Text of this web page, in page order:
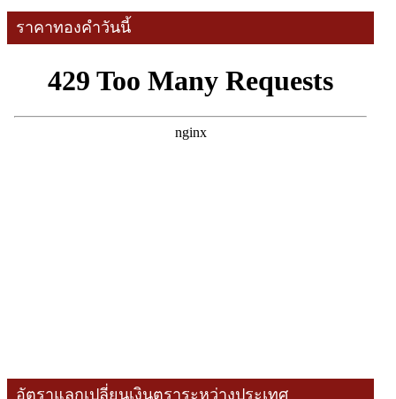
ราคาทองคำวันนี้
อัตราแลกเปลี่ยนเงินตราระหว่างประเทศ